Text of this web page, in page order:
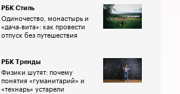
РБК Стиль
Одиночество, монастырь и
«дача-вита»: как провести
отпуск без путешествия
РБК Тренды
Физики шутят: почему
понятия «гуманитарий» и
«технарь» устарели